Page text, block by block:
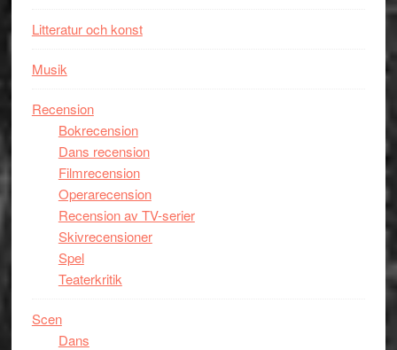
Litteratur och konst
Musik
Recension
Bokrecension
Dans recension
Filmrecension
Operarecension
Recension av TV-serier
Skivrecensioner
Spel
Teaterkritik
Scen
Dans